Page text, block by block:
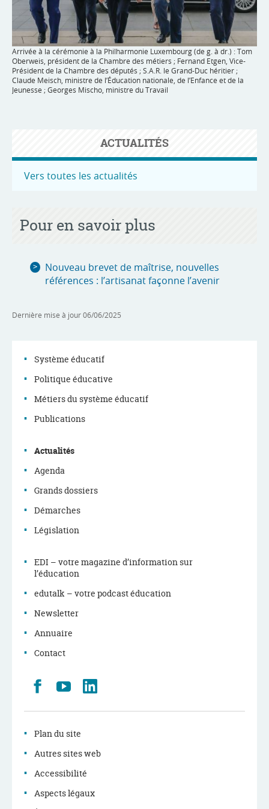
Arrivée à la cérémonie à la Philharmonie Luxembourg (de g. à dr.) : Tom
Oberweis, président de la Chambre des métiers ; Fernand Etgen, Vice-
Président de la Chambre des députés ; S.A.R. le Grand-Duc héritier ;
Claude Meisch, ministre de l’Éducation nationale, de l’Enfance et de la
Jeunesse ; Georges Mischo, ministre du Travail
ACTUALITÉS
Vers toutes les actualités
Pour en savoir plus
Nouveau brevet de maîtrise, nouvelles
références : l’artisanat façonne l’avenir
Dernière mise à jour06/06/2025
Menu
de
navigation
Système éducatif
Politique éducative
Métiers du système éducatif
Publications
Actualités
Agenda
Grands dossiers
Démarches
Législation
EDI – votre magazine d’information sur
l’éducation
edutalk – votre podcast éducation
Newsletter
Annuaire
Contact
Retrouvez
nous
Youtube
Plan du site
Autres sites web
Accessibilité
Aspects légaux